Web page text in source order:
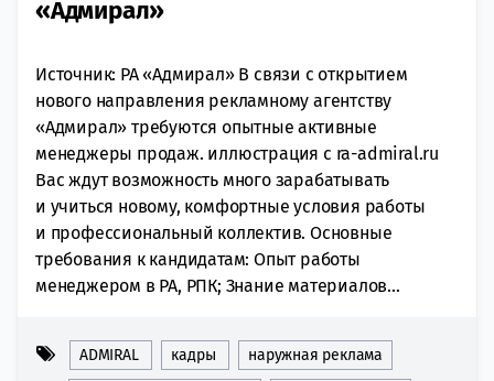
«Адмирал»
Источник: РА «Адмирал» В связи с открытием
нового направления рекламному агентству
«Адмирал» требуются опытные активные
менеджеры продаж. иллюстрация с ra-admiral.ru
Вас ждут возможность много зарабатывать
и учиться новому, комфортные условия работы
и профессиональный коллектив. Основные
требования к кандидатам: Опыт работы
менеджером в РА, РПК; Знание материалов...
ADMIRAL кадры наружная реклама